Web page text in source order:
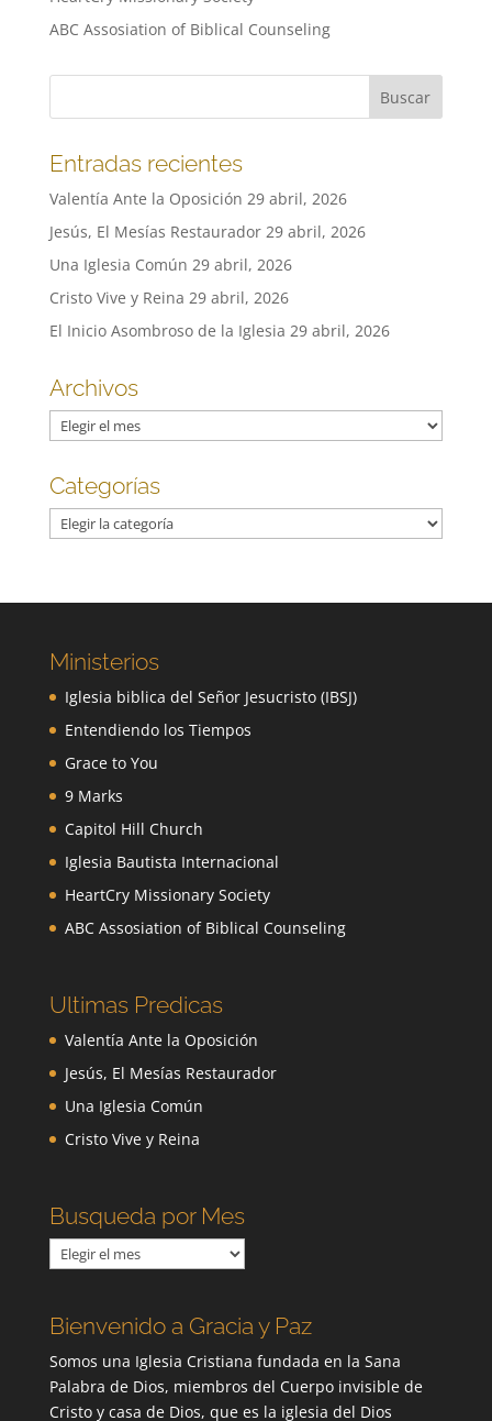
ABC Assosiation of Biblical Counseling
Entradas recientes
Valentía Ante la Oposición 29 abril, 2026
Jesús, El Mesías Restaurador 29 abril, 2026
Una Iglesia Común 29 abril, 2026
Cristo Vive y Reina 29 abril, 2026
El Inicio Asombroso de la Iglesia 29 abril, 2026
Archivos
Archivos
Categorías
Categorías
Ministerios
Iglesia biblica del Señor Jesucristo (IBSJ)
Entendiendo los Tiempos
Grace to You
9 Marks
Capitol Hill Church
Iglesia Bautista Internacional
HeartCry Missionary Society
ABC Assosiation of Biblical Counseling
Ultimas Predicas
Valentía Ante la Oposición
Jesús, El Mesías Restaurador
Una Iglesia Común
Cristo Vive y Reina
Busqueda por Mes
Busqueda
por
Bienvenido a Gracia y Paz
Somos una Iglesia Cristiana fundada en la Sana
Palabra de Dios, miembros del Cuerpo invisible de
Cristo y casa de Dios, que es la iglesia del Dios